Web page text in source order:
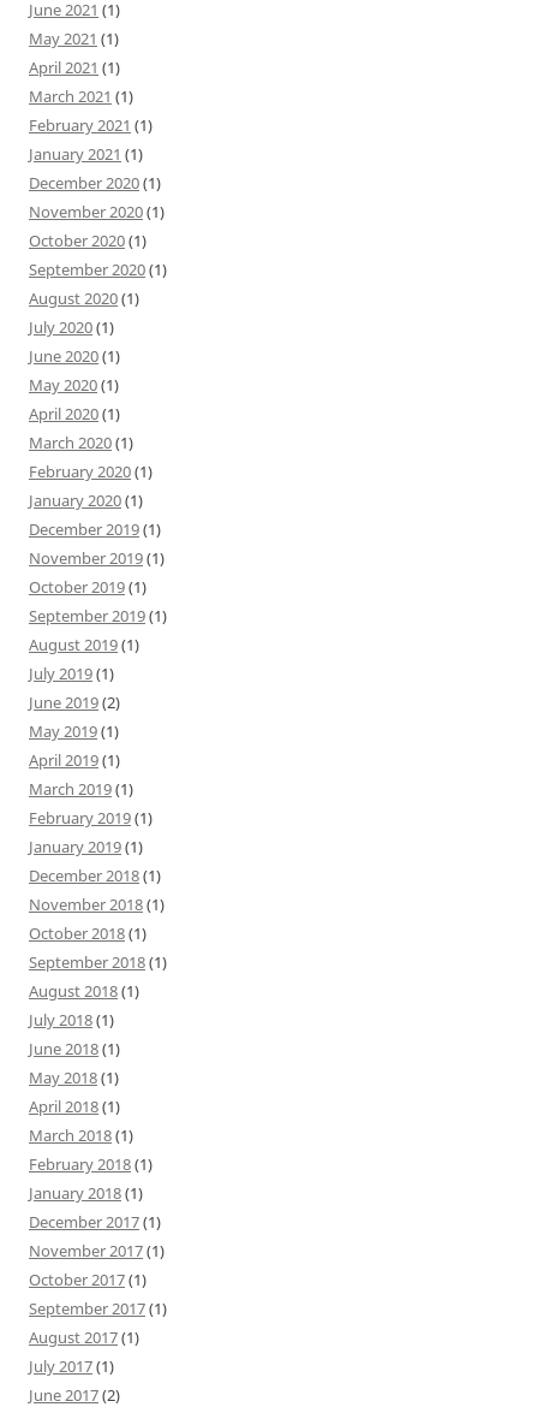
June 2021 (1)
May 2021 (1)
April 2021 (1)
March 2021 (1)
February 2021 (1)
January 2021 (1)
December 2020(1)
November 2020(1)
October 2020(1)
September 2020(1)
August 2020(1)
July 2020(1)
June 2020(1)
May 2020(1)
April 2020(1)
March 2020(1)
February 2020(1)
January 2020(1)
December 2019(1)
November 2019(1)
October 2019(1)
September 2019(1)
August 2019(1)
July 2019(1)
June 2019(2)
May 2019(1)
April 2019(1)
March 2019(1)
February 2019(1)
January 2019(1)
December 2018(1)
November 2018(1)
October 2018(1)
September 2018(1)
August 2018(1)
July 2018(1)
June 2018(1)
May 2018(1)
April 2018(1)
March 2018(1)
February 2018(1)
January 2018(1)
December 2017(1)
November 2017(1)
October 2017(1)
September 2017(1)
August 2017(1)
July 2017(1)
June 2017(2)